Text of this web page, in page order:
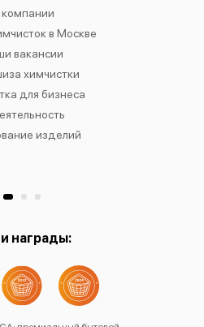
в Москве
вакансии
химчистки
для бизнеса
изделий
награды: